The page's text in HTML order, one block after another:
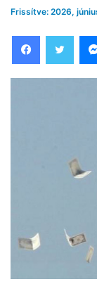
Frissítve: 2026,